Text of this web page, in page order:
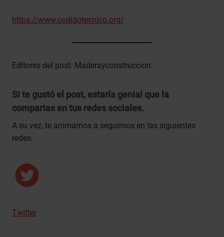
https://www.codigotecnico.org/
Editores del post: Maderayconstruccion
Si te gustó el post, estaría genial que la
compartas en tus redes sociales.
A su vez, te animamos a seguirnos en las siguientes
redes:
Twitter